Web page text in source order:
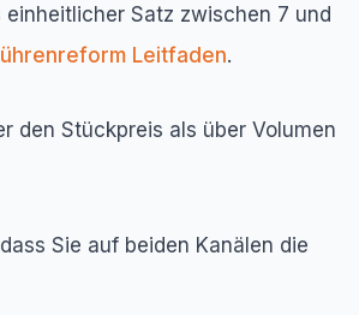
Satz zwischen 7 und
Leitfaden.
den Stückpreis als über Volumen
Sie auf beiden Kanälen die